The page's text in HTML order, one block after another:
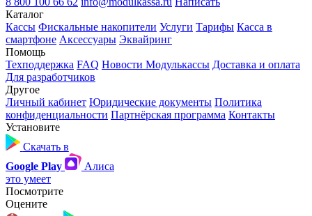
Каталог
Кассы Фискальные накопители Услуги Тарифы Касса в
смартфоне Аксессуары Эквайринг
Помощь
Техподдержка FAQ Новости Модулькассы Доставка и оплата
Для разработчиков
Другое
Личный кабинет Юридические документы Политика
конфиденциальности Партнёрская программа Контакты
Установите
Скачать в
Google Play
Алиса
это умеет
Посмотрите
Оцените